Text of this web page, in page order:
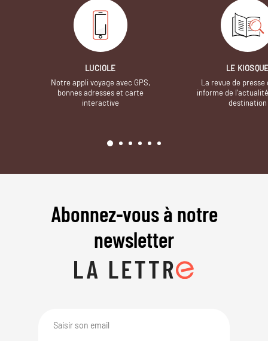
LUCIOLE
Notre appli voyage avec GPS,
bonnes adresses et carte
interactive
LE
La revue de presse
informe de
destination
Abonnez-vous à notre
newsletter